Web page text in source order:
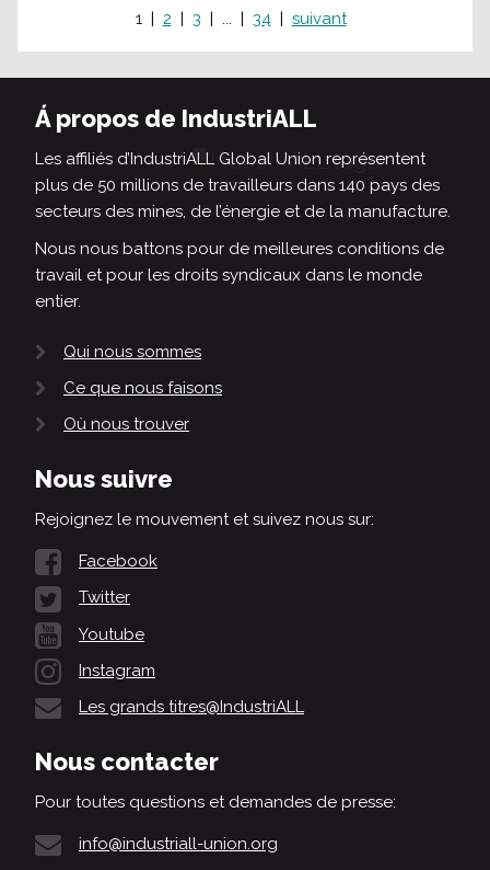
1 2 3 ... 34 suivant
Á propos de IndustriALL
Les affiliés d’IndustriALL Global Union représentent
plus de 50 millions de travailleurs dans 140 pays des
secteurs des mines, de l’énergie et de la manufacture.
Nous nous battons pour de meilleures conditions de
travail et pour les droits syndicaux dans le monde
entier.
Qui nous sommes
Ce que nous faisons
Où nous trouver
Nous suivre
Rejoignez le mouvement et suivez nous sur:
Facebook
Twitter
Youtube
Instagram
Les grands titres@IndustriALL
Nous contacter
Pour toutes questions et demandes de presse:
info@industriall-union.org